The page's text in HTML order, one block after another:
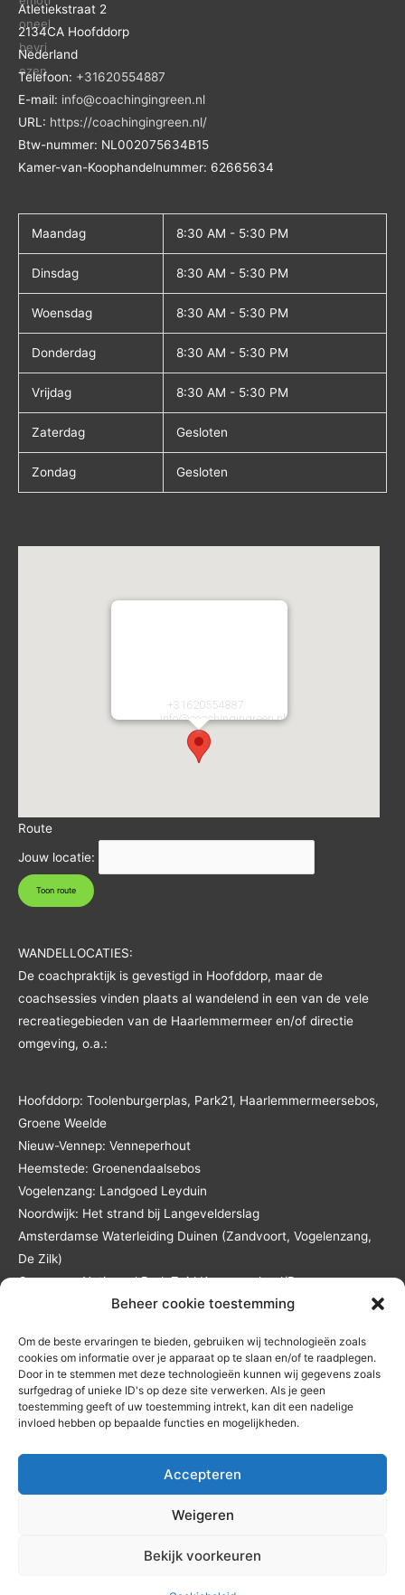
Beheer cookie toestemming
Om de beste ervaringen te bieden, gebruiken wij technologieën zoals
cookies om informatie over je apparaat op te slaan en/of te raadplegen.
Door in te stemmen met deze technologieën kunnen wij gegevens zoals
surfgedrag of unieke ID's op deze site verwerken. Als je geen
toestemming geeft of uw toestemming intrekt, kan dit een nadelige
invloed hebben op bepaalde functies en mogelijkheden.
Accepteren
Weigeren
Bekijk voorkeuren
Atletiekstraat 2
2134CA Hoofddorp
Nederland
Telefoon: +31620554887
E-mail: info@coachingingreen.nl
URL: https://coachingingreen.nl/
Btw-nummer: NL002075634B15
Kamer-van-Koophandelnummer: 62665634
Maandag 8:30 AM - 5:30 PM
Dinsdag 8:30 AM - 5:30 PM
Woensdag 8:30 AM - 5:30 PM
Donderdag 8:30 AM - 5:30 PM
Vrijdag 8:30 AM - 5:30 PM
Zaterdag Gesloten
Zondag Gesloten
+31620554887
E-mail:info@coachingingreen.nl
https://coachingingreen.nl/
Route
Jouw locatie:
WANDELLOCATIES:
De coachpraktijk is gevestigd in Hoofddorp, maar de
coachsessies vinden plaats al wandelend in een van de vele
recreatiegebieden van de Haarlemmermeer en/of directie
omgeving, o.a.:
Hoofddorp: Toolenburgerplas, Park21, Haarlemmermeersebos,
Groene Weelde
Nieuw-Vennep: Venneperhout
Heemstede: Groenendaalsebos
Vogelenzang: Landgoed Leyduin
Noordwijk: Het strand bij Langevelderslag
Amsterdamse Waterleiding Duinen (Zandvoort, Vogelenzang,
De Zilk)
Overveen: Nationaal Park Zuid Kennemerland/De
Kennemerduinen
Andere locaties in overleg en tegen reistijd- en
reiskostenvergoeding.
Coachprogramma’s
Ervaringen
Etisch beleid|Correctiebeleid
💬 Vragen?
Zet vandaag die eerste stap!